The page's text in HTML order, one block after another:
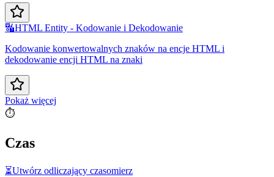
🔣HTML Entity - Kodowanie i Dekodowanie
Kodowanie konwertowalnych znaków na encje HTML i
dekodowanie encji HTML na znaki
Pokaż więcej
⏱️
Czas
⏳Utwórz odliczający czasomierz